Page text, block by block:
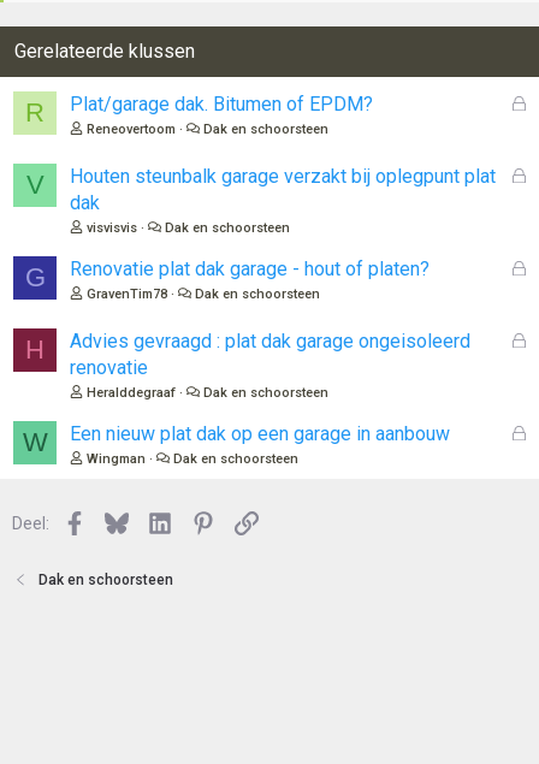
Gerelateerde klussen
R
G
Plat/garage dak. Bitumen of EPDM?
Reneovertoom Dak en schoorsteen
V
G
o
Houten steunbalk garage verzakt bij oplegpunt plat
dak
visvisvis Dak en schoorsteen
G
G
Renovatie plat dak garage - hout of platen?
GravenTim78 Dak en schoorsteen
H
G
o
Advies gevraagd : plat dak garage ongeisoleerd
renovatie
Heralddegraaf Dak en schoorsteen
W
G
Een nieuw plat dak op een garage in aanbouw
Wingman Dak en schoorsteen
Deel: Facebook
BlueskyLinkedInPinterest
Link
Dak en schoorsteen